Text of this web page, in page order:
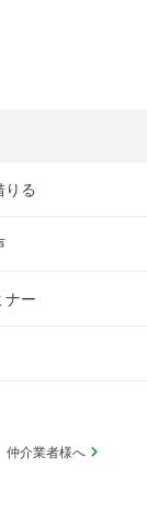
りる
ナー
仲介業者様へ